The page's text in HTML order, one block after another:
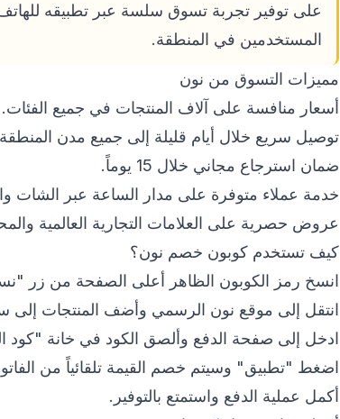
على توفير تجربة تسوق سلسة عبر تطبيقه للهاتف
المستخدمين في المنطقة.
مميزات التسوق من نون
أسعار منافسة على آلاف المنتجات في جميع الفئات.
توصيل سريع خلال أيام قليلة إلى جميع مدن
ضمان استرجاع مجاني خلال 15 يوماً.
خدمة عملاء متوفرة على مدار الساعة عبر الشات
عروض حصرية على العلامات التجارية العالمية
كيف تستخدم كوبون خصم نون؟
انسخ رمز الكوبون الظاهر أعلى الصفحة من زر
انتقل إلى موقع نون الرسمي وأضف المنتجات إلى
ادخل إلى صفحة الدفع وألصق الكود في خانة "كود
اضغط "تطبيق" وسيتم خصم القيمة تلقائياً من
أكمل عملية الدفع واستمتع بالتوفير.